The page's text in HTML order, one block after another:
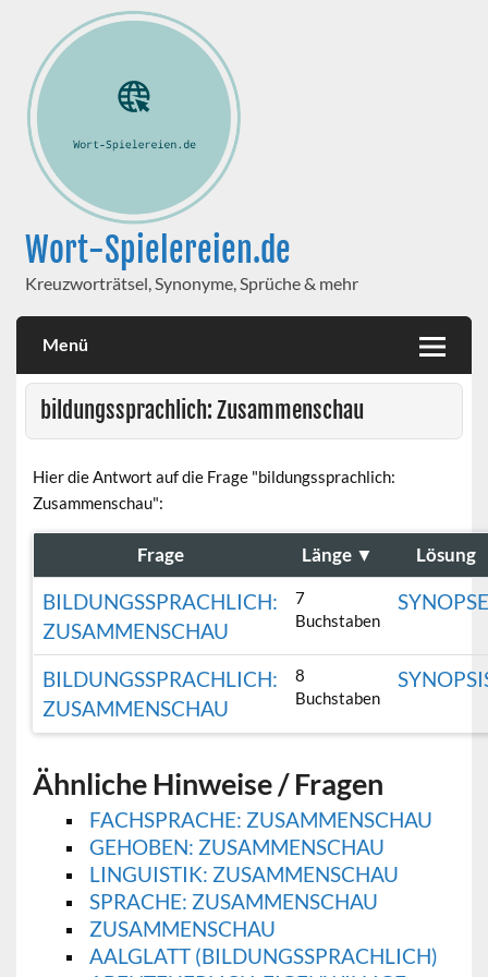
Wort-Spielereien.de
Kreuzworträtsel, Synonyme, Sprüche & mehr
Menü
bildungssprachlich: Zusammenschau
Hier die Antwort auf die Frage "bildungssprachlich:
Zusammenschau":
Frage Länge ▼ Lösung
BILDUNGSSPRACHLICH:
ZUSAMMENSCHAU
7
Buchstaben
BILDUNGSSPRACHLICH:
ZUSAMMENSCHAU
8
Buchstaben
Ähnliche Hinweise / Fragen
FACHSPRACHE: ZUSAMMENSCHAU
GEHOBEN: ZUSAMMENSCHAU
LINGUISTIK: ZUSAMMENSCHAU
SPRACHE: ZUSAMMENSCHAU
ZUSAMMENSCHAU
AALGLATT (BILDUNGSSPRACHLICH)